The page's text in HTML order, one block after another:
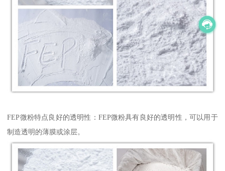
FEP微粉特点良好的透明性：FEP微粉具有良好的透明性，可以用于
制造透明的薄膜或涂层。